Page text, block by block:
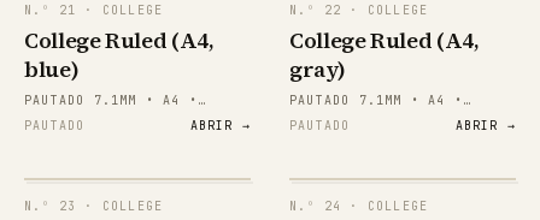
30.
32.
papergens.com papergens.com
N.º 21 · COLLEGE
College Ruled (A4,
blue)
PAUTADO 7.1MM • A4 •
VERTICAL
PAUTADO ABRIR →
N.º 22 · COLLEGE
College Ruled (A4,
gray)
PAUTADO 7.1MM • A4 •
VERTICAL
PAUTADO ABRIR →
N.º 23 · COLLEGE N.º 24 · COLLEGE